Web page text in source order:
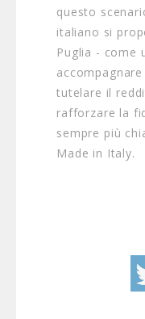
questo
italiano si
Puglia - come
tutelare il
rafforzare la
sempre più
Made in Italy.